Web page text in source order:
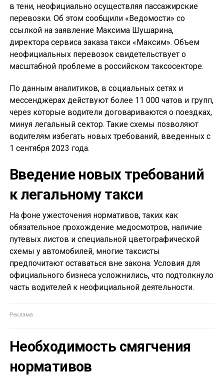
в тени, неофициально осуществляя пассажирские
перевозки. Об этом сообщили «Ведомости» со
ссылкой на заявление Максима Шушарина,
директора сервиса заказа такси «Максим». Объем
неофициальных перевозок свидетельствует о
масштабной проблеме в российском таксосекторе.
По данным аналитиков, в социальных сетях и
мессенджерах действуют более 11 000 чатов и групп,
через которые водители договариваются о поездках,
минуя легальный сектор. Такие схемы позволяют
водителям избегать новых требований, введенных с
1 сентября 2023 года.
Введение новых требований
к легальному такси
На фоне ужесточения нормативов, таких как
обязательное прохождение медосмотров, наличие
путевых листов и специальной цветографической
схемы у автомобилей, многие таксисты
предпочитают оставаться вне закона. Условия для
официального бизнеса усложнились, что подтолкнуло
часть водителей к неофициальной деятельности.
Необходимость смягчения
нормативов